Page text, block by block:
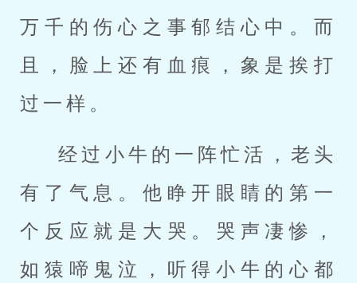
万千的伤心之事郁结心中。而
且，脸上还有血痕，象是挨打
过一样。
经过小牛的一阵忙活，老头
有了气息。他睁开眼睛的第一
个反应就是大哭。哭声凄惨，
如猿啼鬼泣，听得小牛的心都